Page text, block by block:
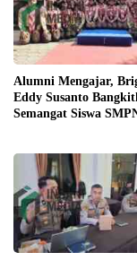
Alumni Mengajar,
Eddy Susanto
Semangat Siswa